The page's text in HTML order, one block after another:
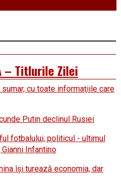
– Titlurile Zilei
cu toate informaţiile care
Putin declinul Rusiei
fotbalului; politicul - ultimul
Infantino
îşi turează economia, dar